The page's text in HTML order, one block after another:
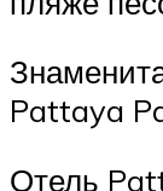
Pattaya
Отель